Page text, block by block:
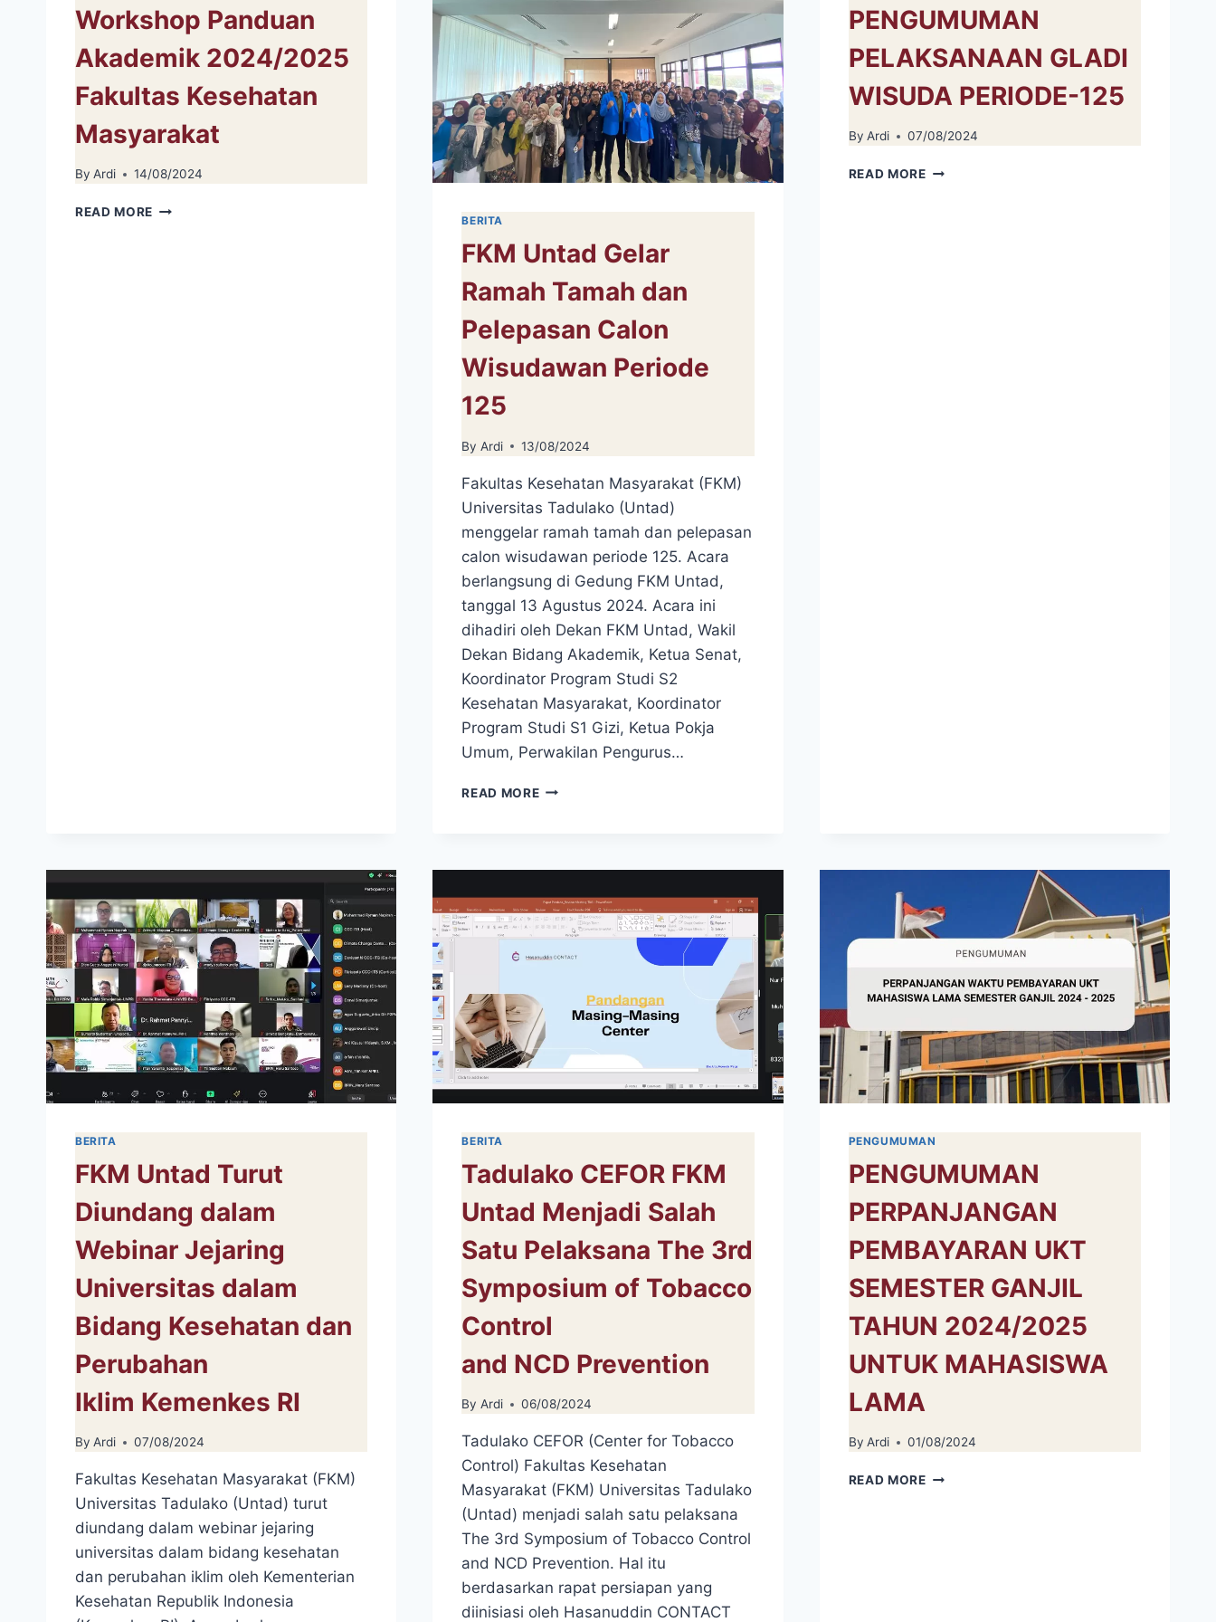
DIES
NATALIS UNTAD KE-
43
Workshop Panduan
Akademik 2024/2025
Fakultas Kesehatan
Masyarakat
By Ardi 14/08/2024
READ MORE WORKSHOP
BERITA
FKM Untad Gelar
Ramah Tamah dan
Pelepasan Calon
Wisudawan Periode
125
By Ardi 13/08/2024
Fakultas Kesehatan Masyarakat (FKM)
Universitas Tadulako (Untad)
menggelar ramah tamah dan pelepasan
calon wisudawan periode 125. Acara
berlangsung di Gedung FKM Untad,
tanggal 13 Agustus 2024. Acara ini
dihadiri oleh Dekan FKM Untad, Wakil
Dekan Bidang Akademik, Ketua Senat,
Koordinator Program Studi S2
Kesehatan Masyarakat, Koordinator
Program Studi S1 Gizi, Ketua Pokja
Umum, Perwakilan Pengurus…
READ MOREFKM
PELEPASAN
CALON
WISUDAWAN
PERIODE
PENGUMUMAN
PELAKSANAAN GLADI
WISUDA PERIODE-125
By Ardi 07/08/2024
READ MOREPENGUMUMAN
BERITA
FKM Untad Turut
Diundang dalam
Webinar Jejaring
Universitas dalam
Bidang Kesehatan dan
Perubahan
Iklim Kemenkes RI
By Ardi 07/08/2024
Fakultas Kesehatan Masyarakat (FKM)
Universitas Tadulako (Untad) turut
diundang dalam webinar jejaring
universitas dalam bidang kesehatan
dan perubahan iklim oleh Kementerian
Kesehatan Republik Indonesia
BERITA
Tadulako CEFOR FKM
Untad Menjadi Salah
Satu Pelaksana The 3rd
Symposium of Tobacco
Control
and NCD Prevention
By Ardi 06/08/2024
Tadulako CEFOR (Center for Tobacco
Control) Fakultas Kesehatan
Masyarakat (FKM) Universitas Tadulako
(Untad) menjadi salah satu pelaksana
The 3rd Symposium of Tobacco Control
and NCD Prevention. Hal itu
berdasarkan rapat persiapan yang
diinisiasi oleh Hasanuddin CONTACT
PENGUMUMAN
PENGUMUMAN
PERPANJANGAN
PEMBAYARAN UKT
SEMESTER GANJIL
TAHUN 2024/2025
UNTUK MAHASISWA
LAMA
By Ardi 01/08/2024
READ MOREPENGUMUMAN